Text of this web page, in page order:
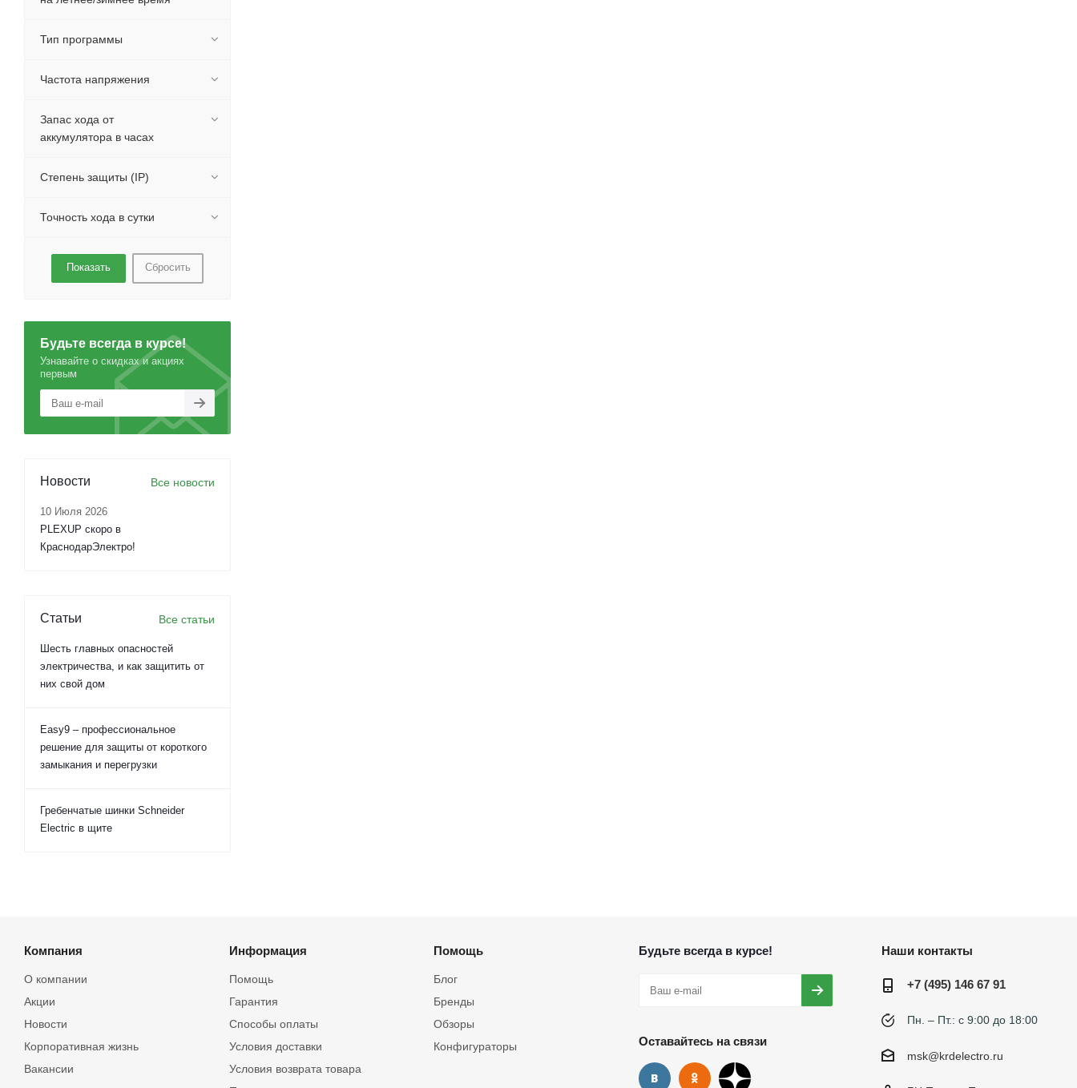
Тип программы
Частота напряжения
Запас хода от
аккумулятора в часах
Степень защиты (IP)
Точность хода в сутки
Сбросить
Будьте всегда в курсе!
Узнавайте о скидках и акциях
первым
Новости Все новости
10 Июля 2026
PLEXUP скоро в
КраснодарЭлектро!
Статьи Все статьи
Шесть главных опасностей
электричества, и как защитить от
них свой дом
Easy9 – профессиональное
решение для защиты от короткого
замыкания и перегрузки
Гребенчатые шинки Schneider
Electric в щите
Компания
О компании
Акции
Новости
Корпоративная жизнь
Вакансии
Информация
Помощь
Гарантия
Способы оплаты
Условия доставки
Условия возврата товара
Помощь
Блог
Бренды
Обзоры
Конфигураторы
Будьте всегда в курсе!
Оставайтесь на связи
Наши контакты
+7 (495) 146 67 91
Пн. – Пт.: с 9:00 до 18:00
msk@krdelectro.ru